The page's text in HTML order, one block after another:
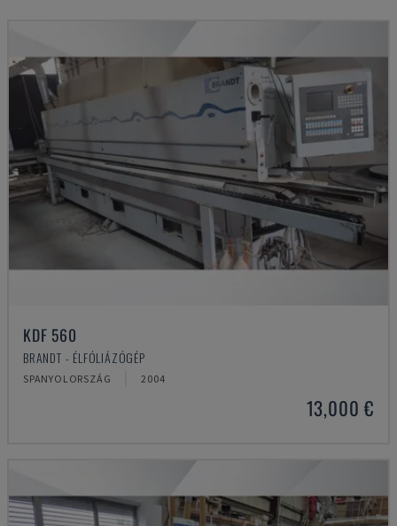
KDF 560
BRANDT - ÉLFÓLIÁZÓGÉP
SPANYOLORSZÁG 2004
13,000 €